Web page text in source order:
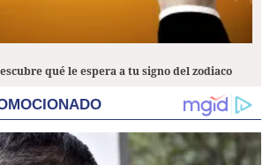
qué le espera a tu signo del zodiaco